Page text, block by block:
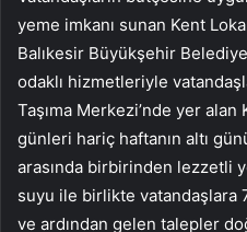
yeme imkanı sunan Kent
Balıkesir Büyükşehir
odaklı hizmetleriyle
Taşıma Merkezi’nde yer alan
günleri hariç haftanın altı
arasında birbirinden lezzetli
suyu ile birlikte vatandaşlara
ve ardından gelen talepler